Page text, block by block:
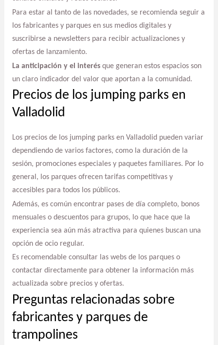
Para estar al tanto de las novedades, se recomienda seguir a
los fabricantes y parques en sus medios digitales y
suscribirse a newsletters para recibir actualizaciones y
ofertas de lanzamiento.
La anticipación y el interésque generan estos espacios son
un claro indicador del valor que aportan a la comunidad.
Precios de los jumping parks en
Valladolid
Los precios de los jumping parks en Valladolid pueden variar
dependiendo de varios factores, como la duración de la
sesión, promociones especiales y paquetes familiares. Por lo
general, los parques ofrecen tarifas competitivas y
accesibles para todos los públicos.
Además, es común encontrar pases de día completo, bonos
mensuales o descuentos para grupos, lo que hace que la
experiencia sea aún más atractiva para quienes buscan una
opción de ocio regular.
Es recomendable consultar las webs de los parques o
contactar directamente para obtener la información más
actualizada sobre precios y ofertas.
Preguntas relacionadas sobre
fabricantes y parques de
trampolines